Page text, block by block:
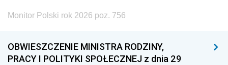
Monitor Polski rok 2026 poz. 756
OBWIESZCZENIE MINISTRA RODZINY,
PRACY I POLITYKI SPOŁECZNEJ z dnia 29